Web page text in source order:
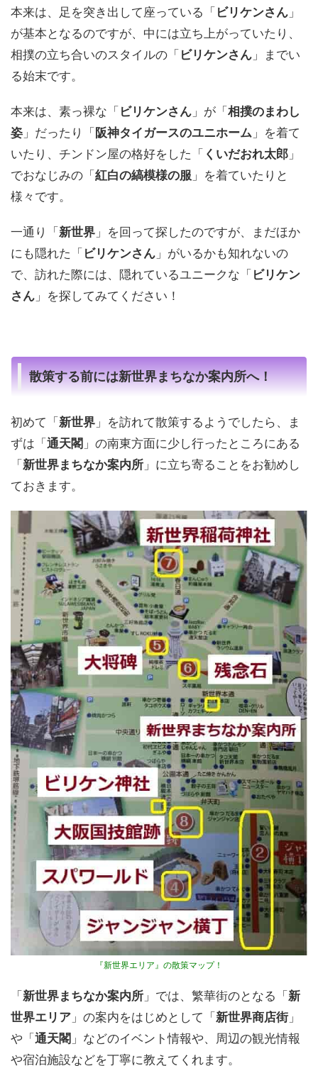
本来は、足を突き出して座っている「 ビリケンさん 」
が基本となるのですが、中には立ち上がっていたり、
相撲の立ち合いのスタイルの「 ビリケンさん 」までい
る始末です。
本来は、素っ裸な「 ビリケンさん 」が「 相撲のまわし
姿 」だったり「 阪神タイガースのユニホーム 」を着て
いたり、チンドン屋の格好をした「 くいだおれ太郎 」
でおなじみの「 紅白の縞模様の服 」を着ていたりと
様々です。
一通り「 新世界 」を回って探したのですが、まだほか
にも隠れた「 ビリケンさん 」がいるかも知れないの
で、訪れた際には、隠れているユニークな「 ビリケン
さん 」を探してみてください！
散策する前には新世界まちなか案内所へ！
初めて「 新世界 」を訪れて散策するようでしたら、ま
ずは「 通天閣 」の南東方面に少し行ったところにある
「 新世界まちなか案内所 」に立ち寄ることをお勧めし
ておきます。
『新世界エリア』の散策マップ！
「新世界まちなか案内所 」では、繁華街のとなる「新
世界エリア 」の案内をはじめとして「新世界商店街 」
や「通天閣 」などのイベント情報や、周辺の観光情報
や宿泊施設などを丁寧に教えてくれます。